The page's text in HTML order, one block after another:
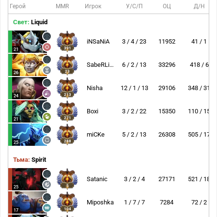
Герой MMR Игрок У/С/П ОЦ Д/Н
Свет: Liquid
21 391
iNSaNiA 3 / 4 / 23 11952 41 / 1
26 23
SabeRLight- 6 / 2 / 13 33296 418 / 6
24 213
Nisha 12 / 1 / 13 29106 348 / 31
21 271
Boxi 3 / 2 / 22 15350 110 / 15
25 288
miCKe 5 / 2 / 13 26308 505 / 17
Тьма: Spirit
25 5
Satanic 3 / 2 / 4 27171 521 / 18
17 104
Miposhka 1 / 7 / 7 7284 72 / 2